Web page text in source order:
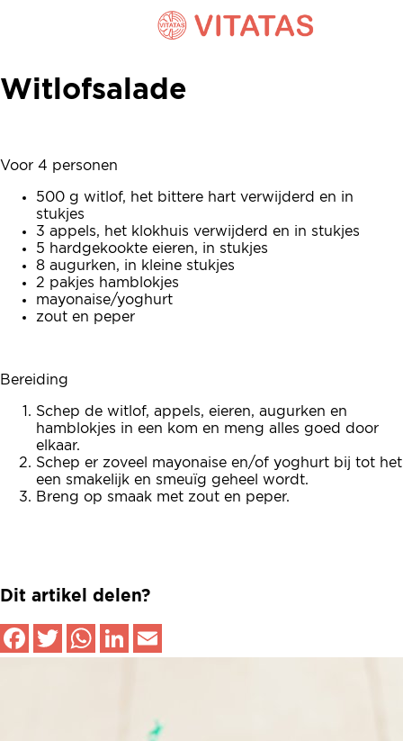
Witlofsalade
Witlofsalade
Voor 4 personen
500 g witlof, het bittere hart verwijderd en in
stukjes
3 appels, het klokhuis verwijderd en in stukjes
5 hardgekookte eieren, in stukjes
8 augurken, in kleine stukjes
2 pakjes hamblokjes
mayonaise/yoghurt
zout en peper
Bereiding
Schep de witlof, appels, eieren, augurken en
hamblokjes in een kom en meng alles goed door
elkaar.
Schep er zoveel mayonaise en/of yoghurt bij tot het
een smakelijk en smeuïg geheel wordt.
Breng op smaak met zout en peper.
Dit artikel delen?